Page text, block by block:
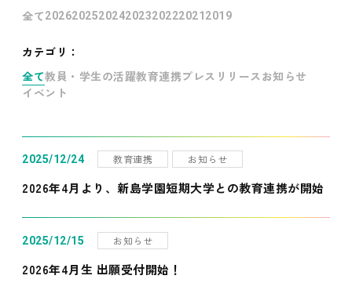
全て202620252024202320222021 2019
カテゴリ：
全て教員・学生の活躍教育連携プレスリリース お知らせ
イベント
2025/12/24 教育連携 お知らせ
2026年4月より、新島学園短期大学との教育連携が開始
2025/12/15 お知らせ
2026年4月生 出願受付開始！